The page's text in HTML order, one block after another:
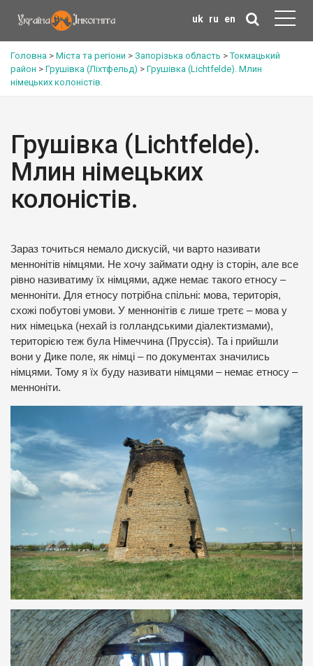
uk ru en
Головна > Міста та регіони > Запорізька область >Токмацький
район > Грушівка (Ліхтфельд) > Грушівка (Lichtfelde). Млин
німецьких колоністів.
Грушівка (Lichtfelde).
Млин німецьких
колоністів.
Зараз точиться немало дискусій, чи варто називати
меннонітів німцями. Не хочу займати одну із сторін, але все
рівно називатиму їх німцями, адже немає такого етносу –
менноніти. Для етносу потрібна спільні: мова, територія,
схожі побутові умови. У меннонітів є лише третє – мова у
них німецька (нехай із голландськими діалектизмами),
територією теж була Німеччина (Пруссія). Та і прийшли
вони у Дике поле, як німці – по документах значились
німцями. Тому я їх буду називати німцями – немає етносу –
менноніти.